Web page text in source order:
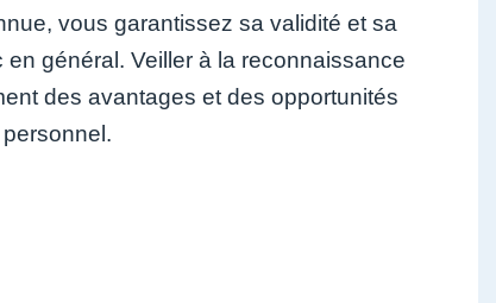
vous garantissez sa validité et sa
général. Veiller à la reconnaissance
des avantages et des opportunités